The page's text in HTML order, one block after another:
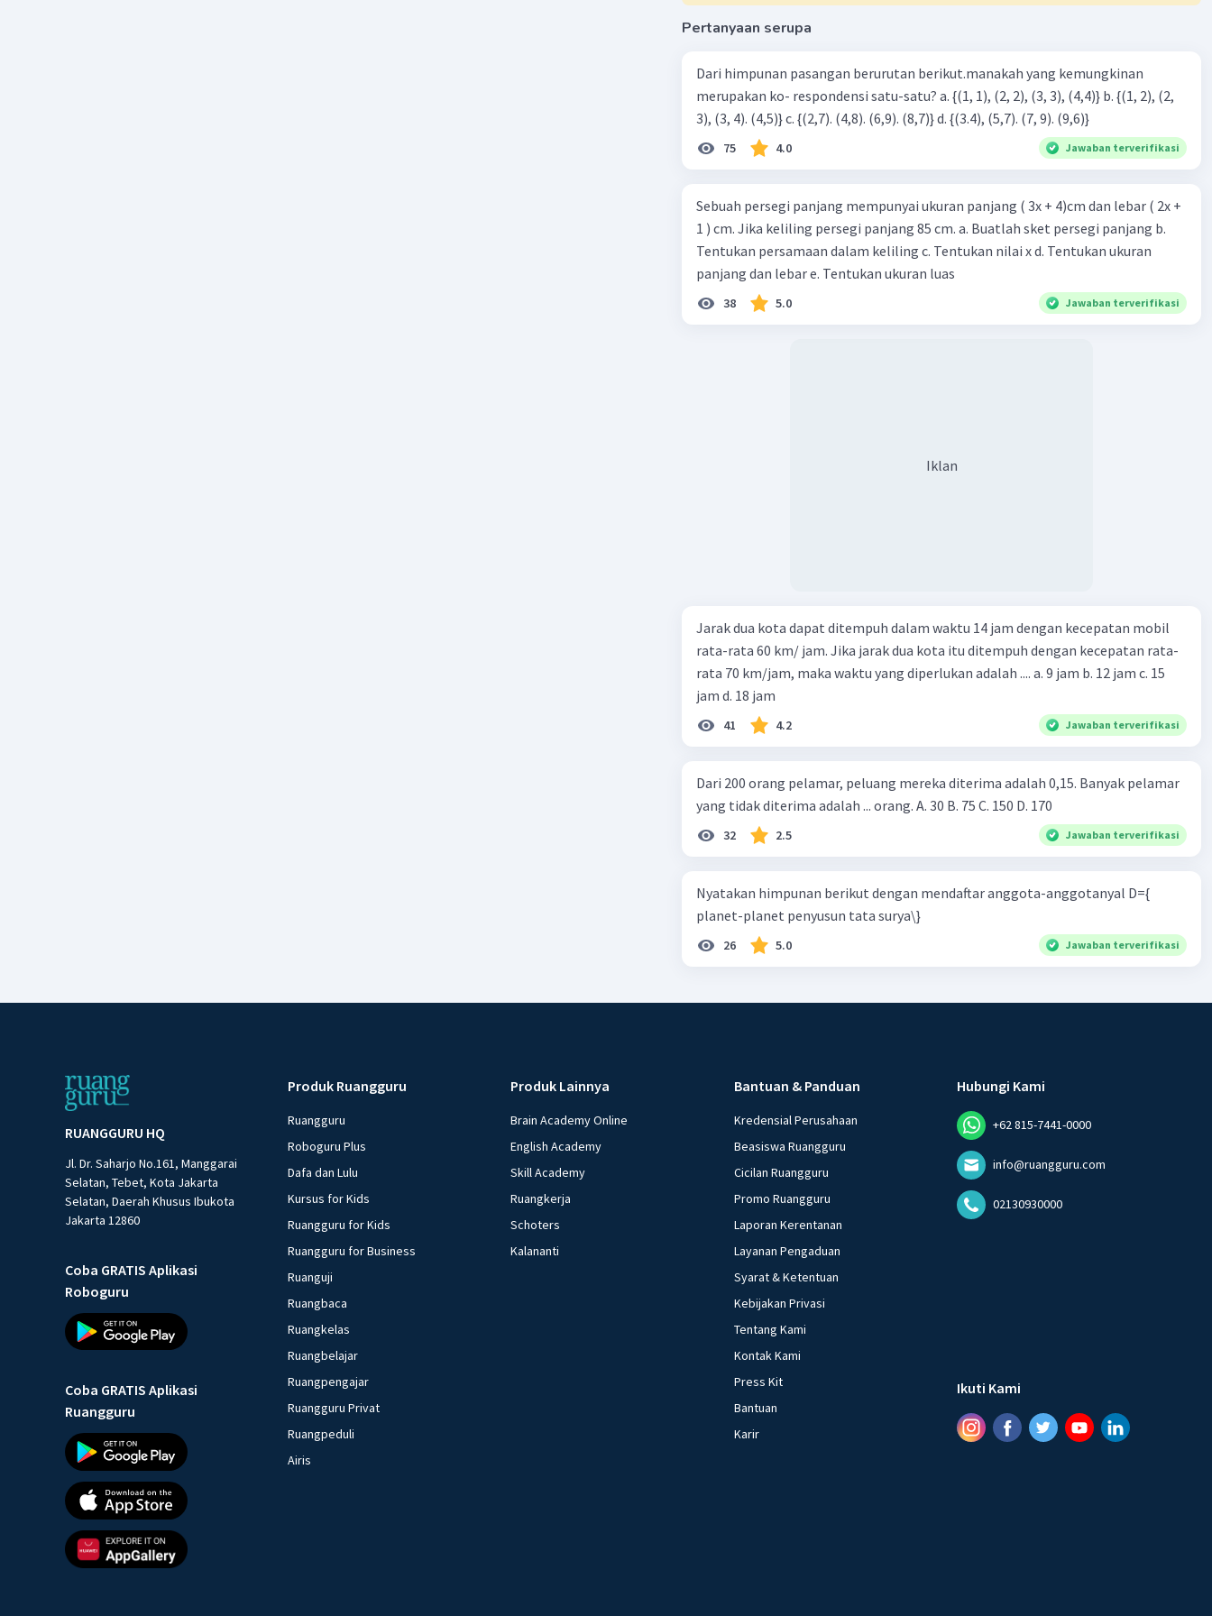
Pertanyaan serupa
Dari himpunan pasangan berurutan berikut.manakah yang kemungkinan
merupakan ko- respondensi satu-satu? a. {(1, 1), (2, 2), (3, 3), (4,4)} b. {(1, 2), (2,
3), (3, 4). (4,5)} c. {(2,7). (4,8). (6,9). (8,7)} d. {(3.4), (5,7). (7, 9). (9,6)}
75 4.0 Jawaban terverifikasi
Sebuah persegi panjang mempunyai ukuran panjang ( 3x + 4)cm dan lebar ( 2x +
1 ) cm. Jika keliling persegi panjang 85 cm. a. Buatlah sket persegi panjang b.
Tentukan persamaan dalam keliling c. Tentukan nilai x d. Tentukan ukuran
panjang dan lebar e. Tentukan ukuran luas
38 5.0 Jawaban terverifikasi
Iklan
Jarak dua kota dapat ditempuh dalam waktu 14 jam dengan kecepatan mobil
rata-rata 60 km/ jam. Jika jarak dua kota itu ditempuh dengan kecepatan rata-
rata 70 km/jam, maka waktu yang diperlukan adalah .... a. 9 jam b. 12 jam c. 15
jam d. 18 jam
41 4.2 Jawaban terverifikasi
Dari 200 orang pelamar, peluang mereka diterima adalah 0,15. Banyak pelamar
yang tidak diterima adalah ... orang. A. 30 B. 75 C. 150 D. 170
32 2.5 Jawaban terverifikasi
Nyatakan himpunan berikut dengan mendaftar anggota-anggotanyal D={
planet-planet penyusun tata surya\}
26 5.0 Jawaban terverifikasi
RUANGGURU HQ
Jl. Dr. Saharjo No.161, Manggarai
Selatan, Tebet, Kota Jakarta
Selatan, Daerah Khusus Ibukota
Jakarta 12860
Coba GRATIS Aplikasi
Roboguru
Coba GRATIS Aplikasi
Ruangguru
Produk Ruangguru
Ruangguru
Roboguru Plus
Dafa dan Lulu
Kursus for Kids
Ruangguru for Kids
Ruangguru for Business
Ruanguji
Ruangbaca
Ruangkelas
Ruangbelajar
Ruangpengajar
Ruangguru Privat
Ruangpeduli
Airis
Produk Lainnya
Brain Academy Online
English Academy
Skill Academy
Ruangkerja
Schoters
Kalananti
Bantuan & Panduan
Kredensial Perusahaan
Beasiswa Ruangguru
Cicilan Ruangguru
Promo Ruangguru
Laporan Kerentanan
Layanan Pengaduan
Syarat & Ketentuan
Kebijakan Privasi
Tentang Kami
Kontak Kami
Press Kit
Bantuan
Karir
Hubungi Kami
+62 815-7441-0000
info@ruangguru.com
02130930000
Ikuti Kami